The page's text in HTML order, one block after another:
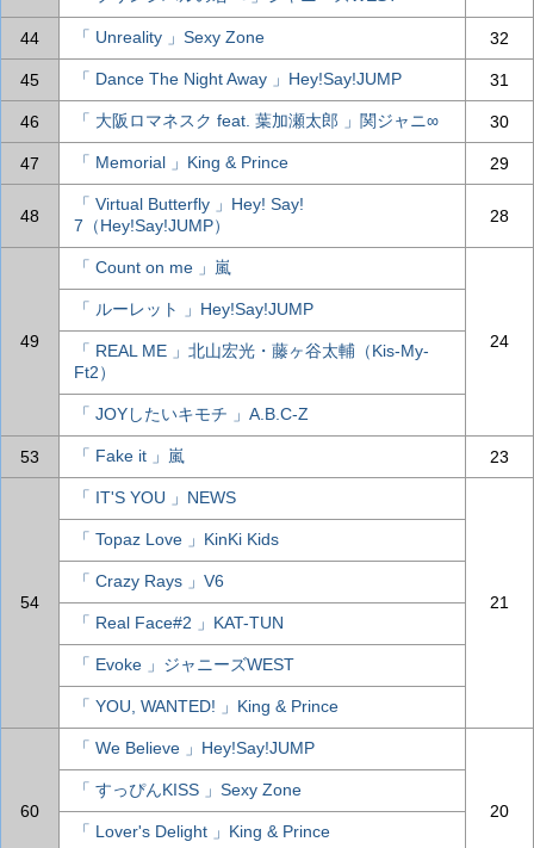
44 「 Unreality 」Sexy Zone 32
45 「 Dance The Night Away 」Hey!Say!JUMP 31
46 「 大阪ロマネスク feat. 葉加瀬太郎 」関ジャニ∞ 30
47 「 Memorial 」King & Prince 29
48
「 Virtual Butterfly 」Hey! Say!
7（Hey!Say!JUMP）
28
49
「 Count on me 」嵐
24
「 ルーレット 」Hey!Say!JUMP
「 REAL ME 」北山宏光・藤ヶ谷太輔（Kis-My-
Ft2）
「 JOYしたいキモチ 」A.B.C-Z
53 「 Fake it 」嵐 23
54
「 IT'S YOU 」NEWS
21
「 Topaz Love 」KinKi Kids
「 Crazy Rays 」V6
「 Real Face#2 」KAT-TUN
「 Evoke 」ジャニーズWEST
「 YOU, WANTED! 」King & Prince
60
「 We Believe 」Hey!Say!JUMP
20
「 すっぴんKISS 」Sexy Zone
「 Lover's Delight 」King & Prince